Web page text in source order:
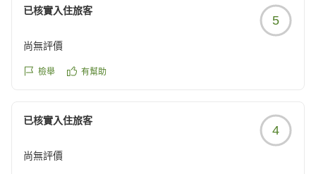
已核實入住旅客
5
尚無評價
檢舉 有幫助
已核實入住旅客
4
尚無評價